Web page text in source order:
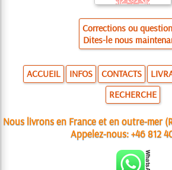
Corrections ou
Dites-le nous
ACCUEIL INFOS CONTACTS
RECHERCHE
Nous livrons en France et en outre-mer
Appelez-nous:+46 812